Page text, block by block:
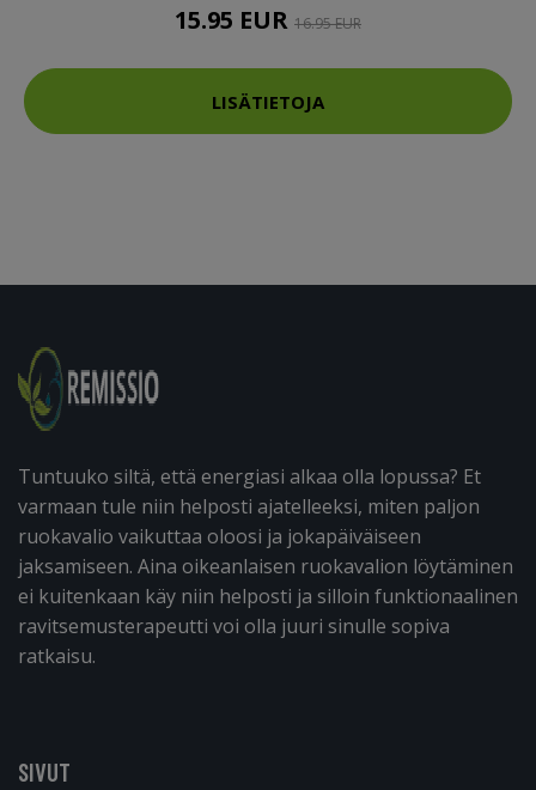
15.95 EUR 16.95 EUR
LISÄTIETOJA
Tuntuuko siltä, että energiasi alkaa olla lopussa? Et
varmaan tule niin helposti ajatelleeksi, miten paljon
ruokavalio vaikuttaa oloosi ja jokapäiväiseen
jaksamiseen. Aina oikeanlaisen ruokavalion löytäminen
ei kuitenkaan käy niin helposti ja silloin funktionaalinen
ravitsemusterapeutti voi olla juuri sinulle sopiva
ratkaisu.
SIVUT